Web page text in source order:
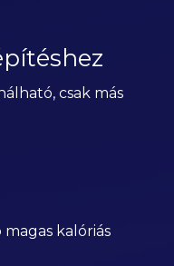
csak más
kalóriás